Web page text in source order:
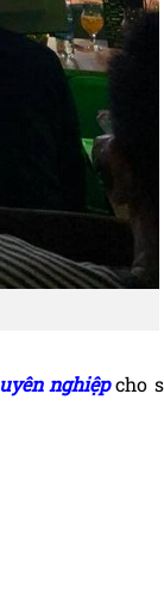
nghiệpcho